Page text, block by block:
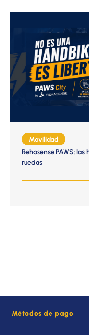
Movilidad
Rehasense PAWS:
ruedas
Métodos de pago